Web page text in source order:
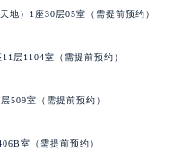
地）1座30层05室（需提前预约）
层1104室（需提前预约）
509室（需提前预约）
室（需提前预约）